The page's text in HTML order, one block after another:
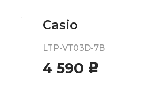
Casio
LTP-VT03D-7B
4 590 c